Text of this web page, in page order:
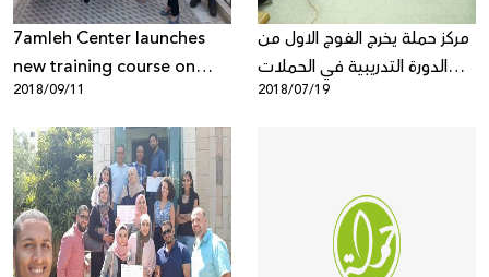
7amleh Center launches
new training course on
campaigning and digital
marketing for civil society
organizations in the West
Bank
2018/09/11
مركز حملة يخرج الفوج الاول من
الدورة التدريبية في الحملات
والتسويق الرقمي لمؤسسات
2018/07/19